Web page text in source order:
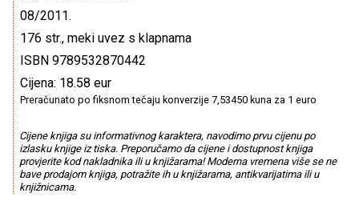
08/2011.
176 str., meki uvez s klapnama
ISBN 9789532870442
Cijena: 18.58 eur
Preračunato po fiksnom tečaju konverzije 7,53450 kuna za 1 euro
Cijene knjiga su informativnog karaktera, navodimo prvu cijenu po
izlasku knjige iz tiska. Preporučamo da cijene i dostupnost knjiga
provjerite kod nakladnika ili u knjižarama! Moderna vremena više se ne
bave prodajom knjiga, potražite ih u knjižarama, antikvarijatima ili u
knjižnicama.